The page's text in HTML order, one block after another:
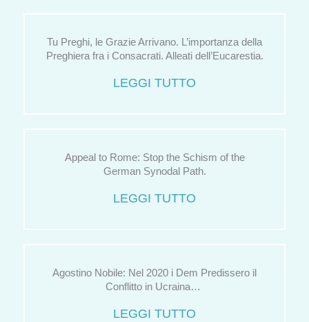
Tu Preghi, le Grazie Arrivano. L’importanza della
Preghiera fra i Consacrati. Alleati dell’Eucarestia.
LEGGI TUTTO
Appeal to Rome: Stop the Schism of the
German Synodal Path.
LEGGI TUTTO
Agostino Nobile: Nel 2020 i Dem Predissero il
Conflitto in Ucraina…
LEGGI TUTTO